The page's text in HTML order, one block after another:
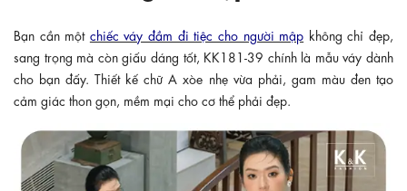
Bạn cần một chiếc váy đầm đi tiệc cho người mập không chỉ đẹp,
sang trọng mà còn giấu dáng tốt, KK181-39 chính là mẫu váy dành
cho bạn đấy. Thiết kế chữ A xòe nhẹ vừa phải, gam màu đen tạo
cảm giác thon gọn, mềm mại cho cơ thể phải đẹp.